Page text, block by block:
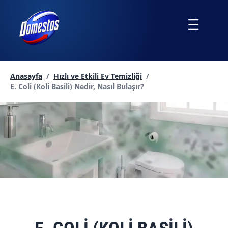
Anasayfa / Hızlı ve Etkili Ev Temizliği /
Geçerli sayfa:
E. Coli (Koli Basili) Nedir, Nasıl Bulaşır?